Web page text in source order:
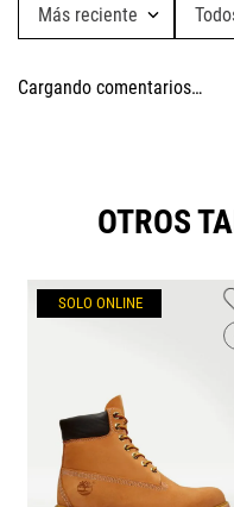
Califica el producto
★★★★
Escribe un comentario
Más reciente
Cargando comentarios…
OTROS
SOLO ONLINE